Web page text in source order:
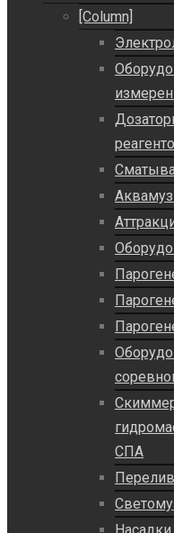
[Column]
СПА